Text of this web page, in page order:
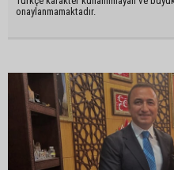
onaylanmamaktadır.